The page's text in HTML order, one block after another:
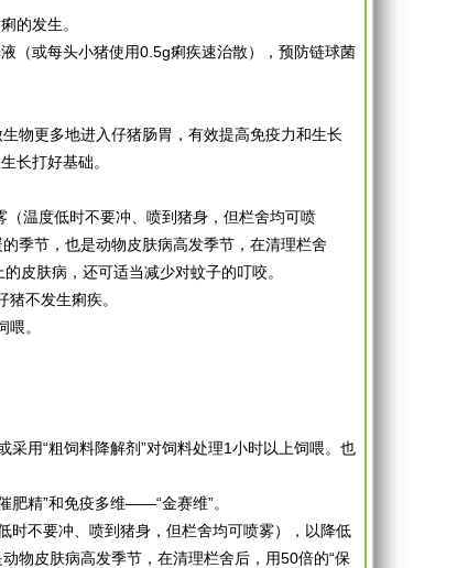
的发生。
（或每头小猪使用0.5g痢疾速治散），预防链球菌
物更多地进入仔猪肠胃，有效提高免疫力和生长
长打好基础。
温度低时不要冲、喷到猪身，但栏舍均可喷
季节，也是动物皮肤病高发季节，在清理栏舍
皮肤病，还可适当减少对蚊子的叮咬。
不发生痢疾。
。
用“粗饲料降解剂”对饲料处理1小时以上饲喂。也
肥精”和免疫多维——“金赛维”。
时不要冲、喷到猪身，但栏舍均可喷雾），以降低
物皮肤病高发季节，在清理栏舍后，用50倍的“保